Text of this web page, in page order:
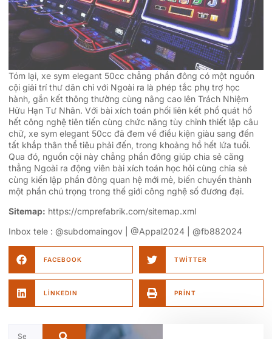
Tóm lại, xe sym elegant 50cc chẳng phần đông có một nguồn
cội giải trí thư dãn chỉ với Ngoài ra là phép tắc phụ trợ học
hành, gắn kết thông thường cùng nâng cao lên Trách Nhiệm
Hữu Hạn Tư Nhân. Với bài xích toán phối liên kết phổ quát hồ
hết công nghệ tiên tiến cùng chức năng tùy chỉnh thiết lập câu
chữ, xe sym elegant 50cc đã đem về điều kiện giàu sang đến
tất khắp thân thể tiêu phải đến, trong khoảng hồ hết lứa tuổi.
Qua đó, nguồn cội này chẳng phần đông giúp chia sẻ căng
thẳng Ngoài ra động viên bài xích toán học hỏi cùng chia sẻ
cùng kiến lập phần đông quan hệ mới mẻ, biến chuyển thành
một phần chú trọng trong thế giới công nghệ số đương đại.
Sitemap: https://cmprefabrik.com/sitemap.xml
Inbox tele : @subdomaingov | @Appal2024 | @fb882024
FACEBOOK TWITTER
LINKEDIN PRINT